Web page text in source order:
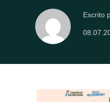
Escrito